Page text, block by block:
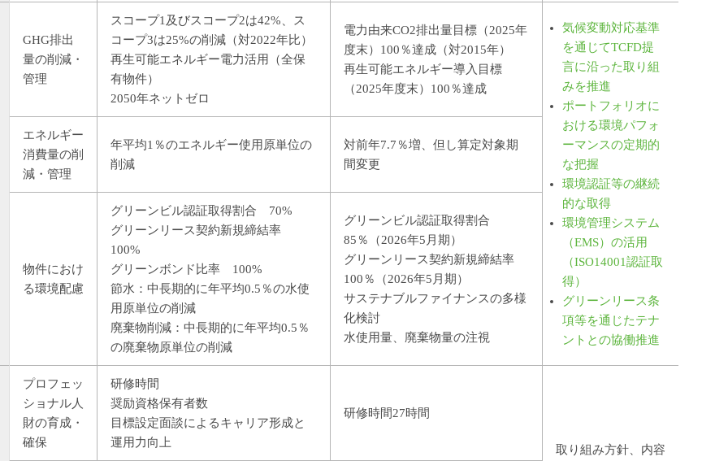
GHG排出
量の削減・
管理
スコープ1及びスコープ2は42%、ス
コープ3は25%の削減（対2022年比）
再生可能エネルギー電力活用（全保
有物件）
2050年ネットゼロ
電力由来CO2排出量目標（2025年
度末）100％達成（対2015年）
再生可能エネルギー導入目標
（2025年度末）100％達成
気候変動対応基準
を通じてTCFD提
言に沿った取り組
みを推進
ポートフォリオに
おける環境パフォ
ーマンスの定期的
な把握
環境認証等の継続
的な取得
環境管理システム
（EMS）の活用
（ISO14001認証取
得）
グリーンリース条
項等を通じたテナ
ントとの協働推進
エネルギー
消費量の削
減・管理
年平均1％のエネルギー使用原単位の
削減
対前年7.7％増、但し算定対象期
間変更
物件におけ
る環境配慮
グリーンビル認証取得割合 70%
グリーンリース契約新規締結率
100%
グリーンボンド比率 100%
節水：中長期的に年平均0.5％の水使
用原単位の削減
廃棄物削減：中長期的に年平均0.5％
の廃棄物原単位の削減
グリーンビル認証取得割合
85％（2026年5月期）
グリーンリース契約新規締結率
100％（2026年5月期）
サステナブルファイナンスの多様
化検討
水使用量、廃棄物量の注視
プロフェッ
ショナル人
財の育成・
確保
研修時間
奨励資格保有者数
目標設定面談によるキャリア形成と
運用力向上
研修時間27時間
取り組み方針、内容